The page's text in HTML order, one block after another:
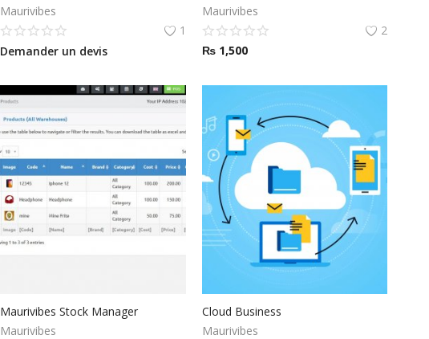
Maurivibes
1
Demander un devis
Maurivibes
2
₨1,500
Maurivibes Stock Manager
Maurivibes
Cloud Business
Maurivibes